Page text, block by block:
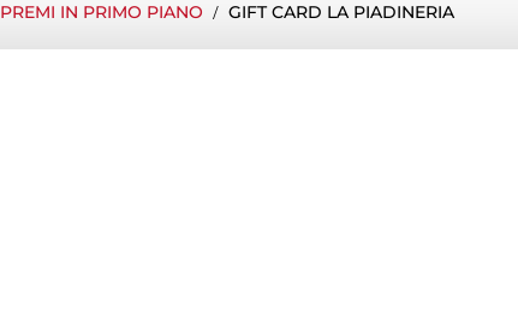
PREMI IN PRIMO PIANO GIFT CARD LA PIADINERIA